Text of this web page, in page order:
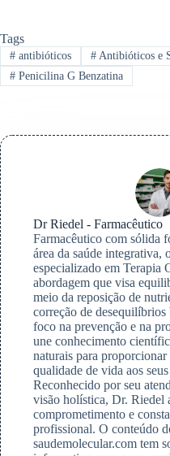
Tags
#antibióticos #Antibióticos e
#Penicilina G Benzatina
Dr Riedel - Farmacêutico
Farmacêutico com sólida
área da saúde integrativa,
especializado em Terapia
abordagem que visa
meio da reposição de
correção de
foco na prevenção e na
une conhecimento
naturais para
qualidade de vida aos
Reconhecido por seu
visão holística, Dr. Riedel
comprometimento e
profissional. O conteúdo
saudemolecular.com tem